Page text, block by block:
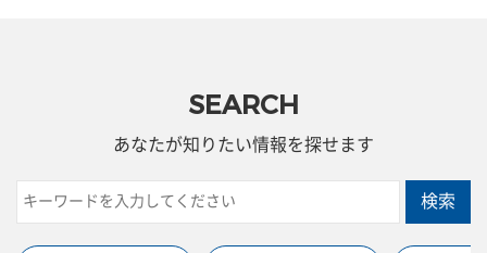
SEARCH
あなたが知りたい情報を探せます
検索